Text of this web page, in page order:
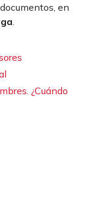
en
¿Cuándo